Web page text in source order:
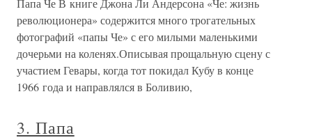
Папа Че В книге Джона Ли Андерсона «Че: жизнь
революционера» содержится много трогательных
фотографий «папы Че» с его милыми маленькими
дочерьми на коленях.Описывая прощальную сцену с
участием Гевары, когда тот покидал Кубу в конце
1966 года и направлялся в Боливию,
3. Папа